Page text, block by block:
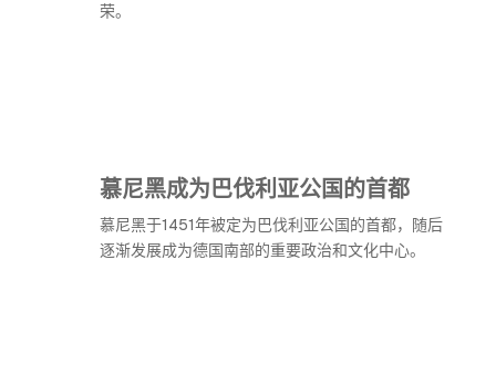
荣。
慕尼黑成为巴伐利亚公国的首都
慕尼黑于1451年被定为巴伐利亚公国的首都，随后
逐渐发展成为德国南部的重要政治和文化中心。